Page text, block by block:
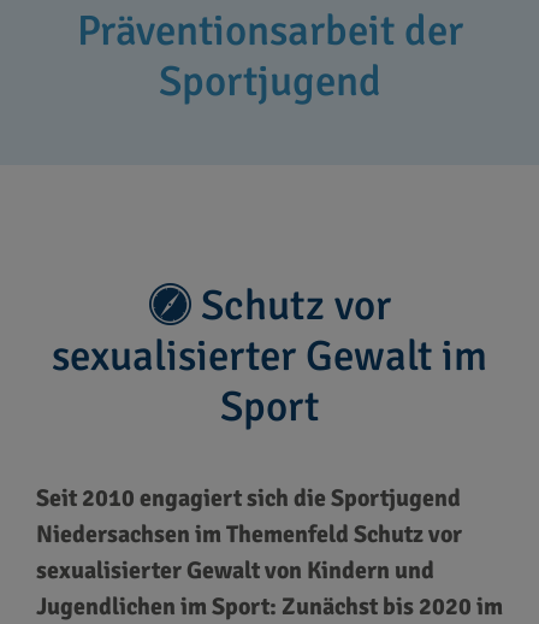
Präventionsarbeit der
Sportjugend
Schutz vor
sexualisierter Gewalt im
Sport
Seit 2010 engagiert sich die Sportjugend
Niedersachsen im Themenfeld Schutz vor
sexualisierter Gewalt von Kindern und
Jugendlichen im Sport: Zunächst bis 2020 im